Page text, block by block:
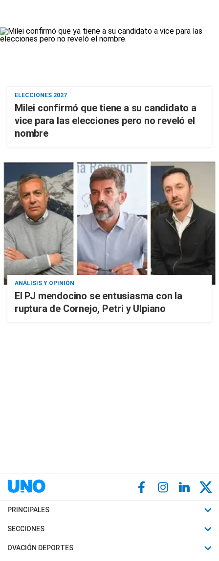
ELECCIONES 2027
Milei confirmó que tiene a su candidato a
vice para las elecciones pero no reveló el
nombre
ANÁLISIS Y OPINIÓN
El PJ mendocino se entusiasma con la
ruptura de Cornejo, Petri y Ulpiano
PRINCIPALES
Últimas Noticias
Política
SECCIONES
Horóscopo
OVACIÓN DEPORTES